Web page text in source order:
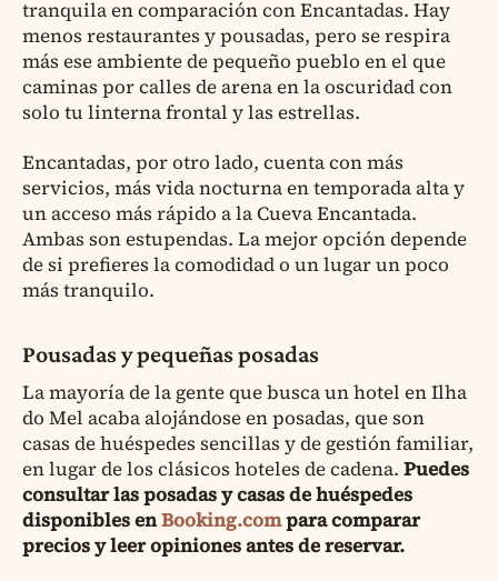
tranquila en comparación con Encantadas. Hay
menos restaurantes y pousadas, pero se respira
más ese ambiente de pequeño pueblo en el que
caminas por calles de arena en la oscuridad con
solo tu linterna frontal y las estrellas.
Encantadas, por otro lado, cuenta con más
servicios, más vida nocturna en temporada alta y
un acceso más rápido a la Cueva Encantada.
Ambas son estupendas. La mejor opción depende
de si prefieres la comodidad o un lugar un poco
más tranquilo.
Pousadas y pequeñas posadas
La mayoría de la gente que busca un hotel en Ilha
do Mel acaba alojándose en posadas, que son
casas de huéspedes sencillas y de gestión familiar,
en lugar de los clásicos hoteles de cadena. Puedes
consultar las posadas y casas de huéspedes
disponibles enBooking.compara comparar
precios y leer opiniones antes de reservar.